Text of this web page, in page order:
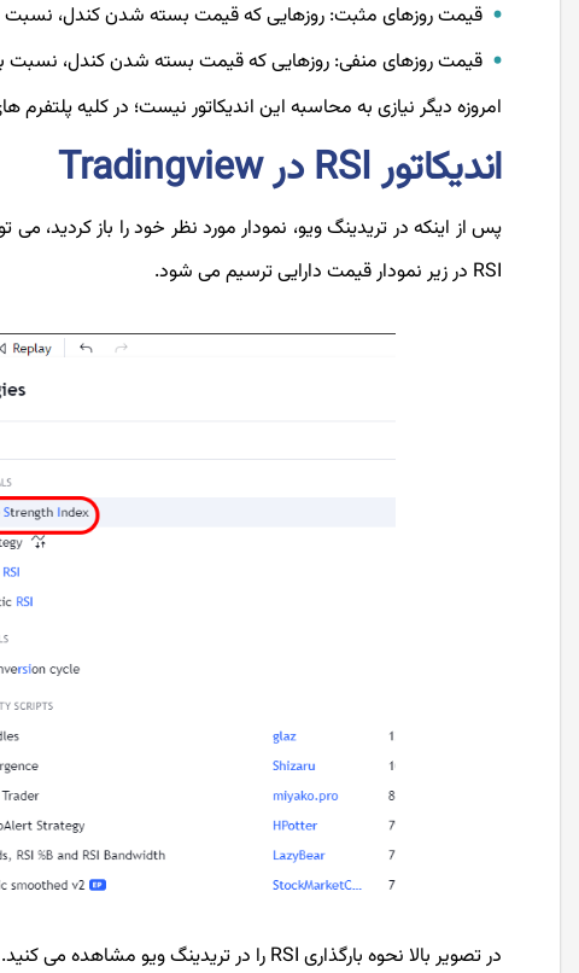
قیمت روزهای مثبت: روزهایی که قیمت بسته شدن کندل، نسبت
قیمت روزهای منفی: روزهایی که قیمت بسته شدن کندل، نسبت
امروزه دیگر نیازی به محاسبه این اندیکاتور نیست؛ در کلیه پلتفرم
اندیکاتور RSI در Tradingview
RSI در زیر نمودار قیمت دارایی ترسیم می شود.
در تصویر بالا نحوه بارگذاری RSI را در تریدینگ ویو مشاهده می کنید.